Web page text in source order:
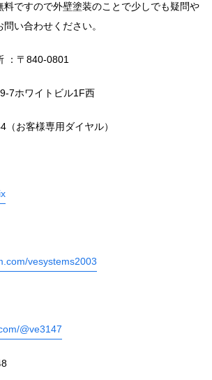
料ですので外壁塗装のことで少しでも疑問や
い合わせください。
：〒840-0801
7ホワイトビル1F西
お客様専用ダイヤル）
vesystems2003
@ve3147